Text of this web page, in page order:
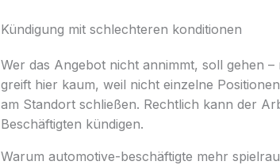
Kündigung mit schlechteren konditionen
Wer das Angebot nicht annimmt, soll gehen
greift hier kaum, weil nicht einzelne
am Standort schließen. Rechtlich kann der
Beschäftigten kündigen.
Warum automotive-beschäftigte mehr